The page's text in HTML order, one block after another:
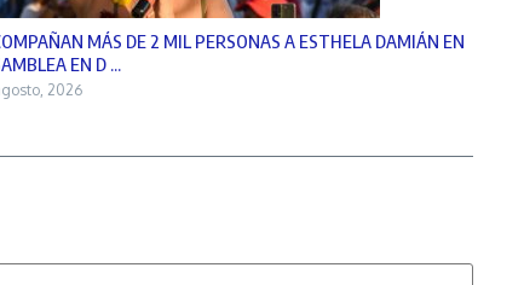
MÁS DE 2 MIL PERSONAS A ESTHELA DAMIÁN EN
EN D ...
2026